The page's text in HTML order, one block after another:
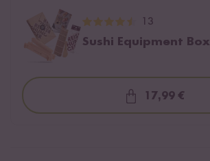
13
Sushi Equipment Box
Loading...
17,99 €